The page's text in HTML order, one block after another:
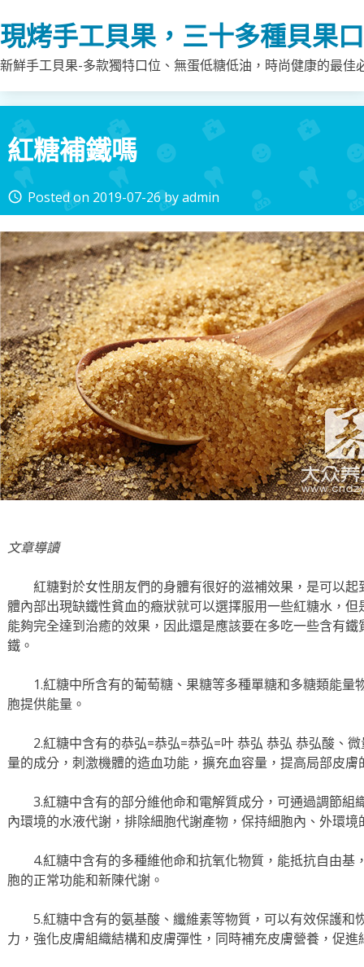
to
content
現烤手工貝果，三十多種貝果
新鮮手工貝果-多款獨特口位、無蛋低糖低油，時尚健康的最
紅糖補鐵嗎
access_time Posted on 2019-07-26byadmin
文章導讀
紅糖對於女性朋友們的身體有很好的滋補效果，是可以
體內部出現缺鐵性貧血的癥狀就可以選擇服用一些紅糖水，
能夠完全達到治癒的效果，因此還是應該要在多吃一些含有
鐵。
1.紅糖中所含有的葡萄糖、果糖等多種單糖和多糖類能
胞提供能量。
2.紅糖中含有的恭弘=恭弘=恭弘=叶 恭弘 恭弘 恭弘酸、
量的成分，刺激機體的造血功能，擴充血容量，提高局部皮
3.紅糖中含有的部分維他命和電解質成分，可通過調節組
內環境的水液代謝，排除細胞代謝產物，保持細胞內、外環境
4.紅糖中含有的多種維他命和抗氧化物質，能抵抗自由基
胞的正常功能和新陳代謝。
5.紅糖中含有的氨基酸、纖維素等物質，可以有效保護和
力，強化皮膚組織結構和皮膚彈性，同時補充皮膚營養，促進